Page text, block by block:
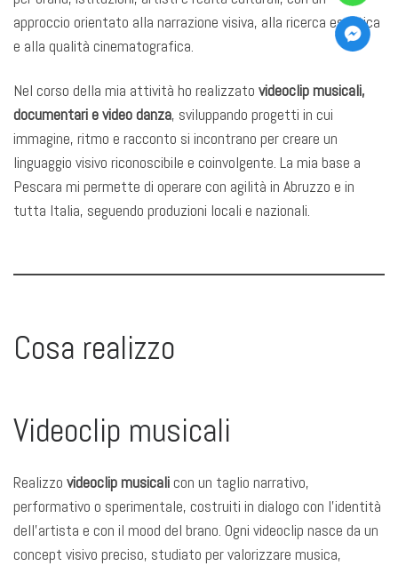
approccio orientato alla narrazione visiva, alla ricerca estetica
e alla qualità cinematografica.
Nel corso della mia attività ho realizzato videoclip musicali,
documentari e video danza, sviluppando progetti in cui
immagine, ritmo e racconto si incontrano per creare un
linguaggio visivo riconoscibile e coinvolgente. La mia base a
Pescara mi permette di operare con agilità in Abruzzo e in
tutta Italia, seguendo produzioni locali e nazionali.
Cosa realizzo
Videoclip musicali
Realizzo videoclip musicalicon un taglio narrativo,
performativo o sperimentale, costruiti in dialogo con l’identità
dell’artista e con il mood del brano. Ogni videoclip nasce da un
concept visivo preciso, studiato per valorizzare musica,